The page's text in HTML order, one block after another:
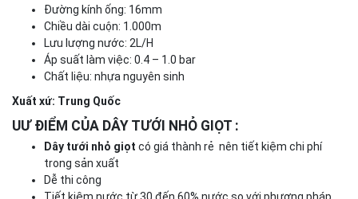
Đường kính ống: 16mm
Chiều dài cuộn: 1.000m
Lưu lượng nước: 2L/H
Áp suất làm việc: 0.4 – 1.0 bar
Chất liệu: nhựa nguyên sinh
Xuất xứ: Trung Quốc
UƯ ĐIỂM CỦA DÂY TƯỚI NHỎ GIỌT :
Dây tưới nhỏ giọt có giá thành rẻ nên tiết kiệm chi phí
trong sản xuất
Dễ thi công
Tiết kiệm nước từ 30 đến 60% nước so với phương pháp